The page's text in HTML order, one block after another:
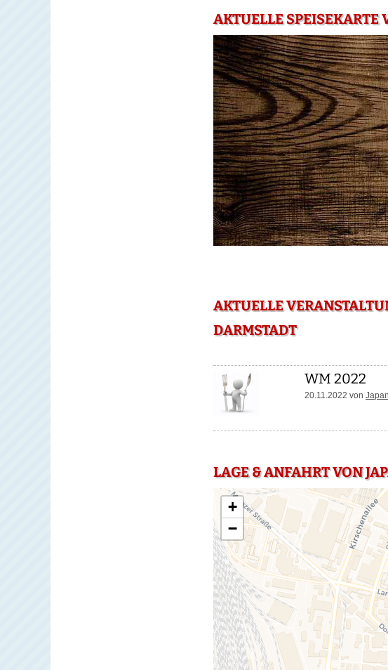
AKTUELLE SPEISEKARTE
AKTUELLE
DARMSTADT
WM 2022
20.11.2022 von
LAGE & ANFAHRT VON
+
−